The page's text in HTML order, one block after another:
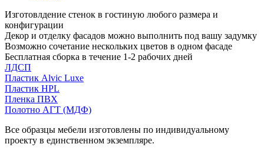
Изготовлдение стенок в гостиную любого размера и
конфигурации
Декор и отделку фасадов можно выполнить под вашу задумку
Возможно сочетание нескольких цветов в одном фасаде
Бесплатная сборка в течение 1-2 рабочих дней
ЛДСП
Пластик Alvic Luxe
Пластик HPL
Пленка ПВХ
Полотно АГТ (МДФ)
Все образцы мебели изготовлены по индивидуальному
проекту в единственном экземпляре.